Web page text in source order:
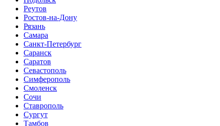
Реутов
Ростов-на-Дону
Рязань
Самара
Санкт-Петербург
Саранск
Саратов
Севастополь
Симферополь
Смоленск
Сочи
Ставрополь
Сургут
Тамбов